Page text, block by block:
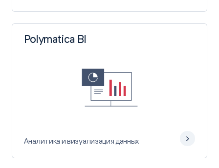
Polymatica BI
Аналитика и визуализация данных